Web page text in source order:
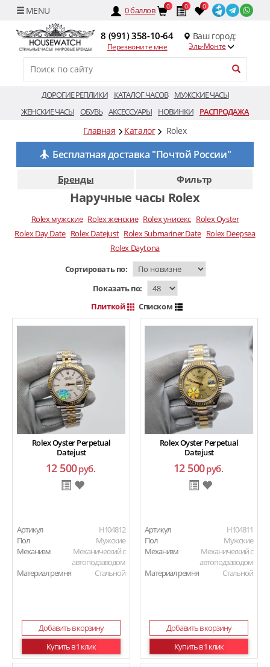
0баллов 0 0 0
8 (991) 358-10-64
Перезвоните мне
Ваш город:
Эль-Монте
ДОРОГИЕ РЕПЛИКИ КАТАЛОГ ЧАСОВ
МУЖСКИЕ ЧАСЫ
ЖЕНСКИЕ ЧАСЫ ОБУВЬ АКСЕССУАРЫ НОВИНКИ РАСПРОДАЖА
Главная Каталог Rolex
Бесплатная доставка "Почтой России"
Бренды Фильтр
Наручные часы Rolex
Rolex мужские Rolex женские Rolex унисекс Rolex Oyster
Rolex Day Date Rolex Datejust Rolex Submariner Date Rolex Deepsea
Rolex Daytona
Сортировать по:
Показать по:
Плиткой
Списком
Rolex Oyster Perpetual
Datejust
12 500руб.
Артикул
H104812
Пол
Мужские
Механизм
Механический с
автоподзаводом
Материал ремня
Стальной
Добавить в корзину
Купить в 1 клик
Rolex Oyster Perpetual
Datejust
12 500руб.
Артикул
H104811
Пол
Мужские
Механизм
Механический с
автоподзаводом
Материал ремня
Стальной
Добавить в корзину
Купить в 1 клик